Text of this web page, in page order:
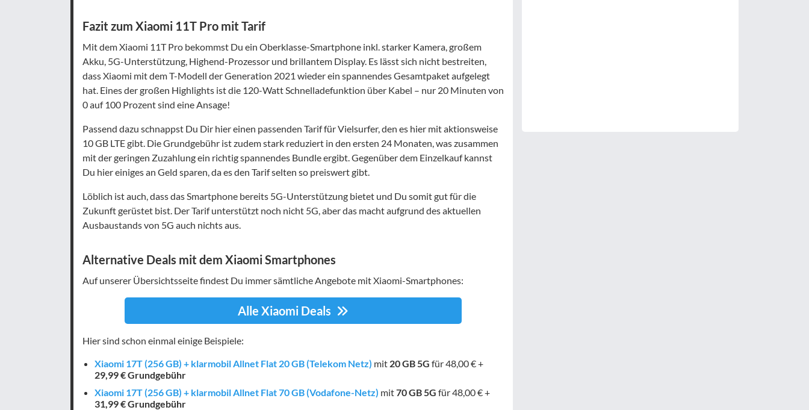
Fazit zum Xiaomi 11T Pro mit Tarif
Mit dem Xiaomi 11T Pro bekommst Du ein Oberklasse-Smartphone inkl. starker Kamera, großem
Akku, 5G-Unterstützung, Highend-Prozessor und brillantem Display. Es lässt sich nicht bestreiten,
dass Xiaomi mit dem T-Modell der Generation 2021 wieder ein spannendes Gesamtpaket aufgelegt
hat. Eines der großen Highlights ist die 120-Watt Schnelladefunktion über Kabel – nur 20 Minuten von
0 auf 100 Prozent sind eine Ansage!
Passend dazu schnappst Du Dir hier einen passenden Tarif für Vielsurfer, den es hier mit aktionsweise
10 GB LTE gibt. Die Grundgebühr ist zudem stark reduziert in den ersten 24 Monaten, was zusammen
mit der geringen Zuzahlung ein richtig spannendes Bundle ergibt. Gegenüber dem Einzelkauf kannst
Du hier einiges an Geld sparen, da es den Tarif selten so preiswert gibt.
Löblich ist auch, dass das Smartphone bereits 5G-Unterstützung bietet und Du somit gut für die
Zukunft gerüstet bist. Der Tarif unterstützt noch nicht 5G, aber das macht aufgrund des aktuellen
Ausbaustands von 5G auch nichts aus.
Alternative Deals mit dem Xiaomi Smartphones
Auf unserer Übersichtsseite findest Du immer sämtliche Angebote mit Xiaomi-Smartphones:
Alle Xiaomi Deals
Hier sind schon einmal einige Beispiele:
Xiaomi 17T (256 GB) + klarmobil Allnet Flat 20 GB (Telekom Netz) mit 20 GB5G für 48,00 € +
29,99 € Grundgebühr
Xiaomi 17T (256 GB) + klarmobil Allnet Flat 70 GB (Vodafone-Netz) mit70 GB5G für 48,00 € +
31,99 € Grundgebühr